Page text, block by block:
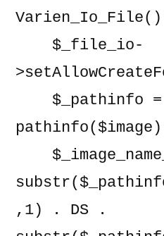
,1) . DS .